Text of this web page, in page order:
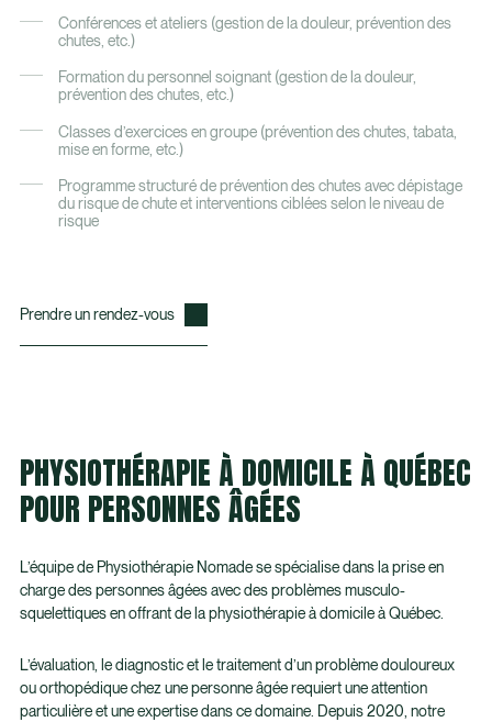
Conférences et ateliers (gestion de la douleur, prévention des
chutes, etc.)
Formation du personnel soignant (gestion de la douleur,
prévention des chutes, etc.)
Classes d’exercices en groupe (prévention des chutes, tabata,
mise en forme, etc.)
Programme structuré de prévention des chutes avec dépistage
du risque de chute et interventions ciblées selon le niveau de
risque
Prendre un rendez-vous
PHYSIOTHÉRAPIE À DOMICILE À QUÉBEC
POUR PERSONNES ÂGÉES
L’équipe de Physiothérapie Nomade se spécialise dans la prise en
charge des personnes âgées avec des problèmes musculo-
squelettiques en offrant de la physiothérapie à domicile à Québec.
L’évaluation, le diagnostic et le traitement d’un problème douloureux
ou orthopédique chez une personne âgée requiert une attention
particulière et une expertise dans ce domaine. Depuis 2020, notre